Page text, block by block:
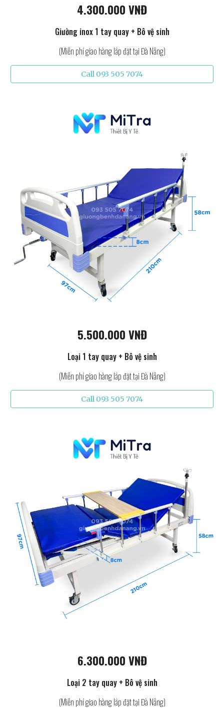
4.300.000 VNĐ
Giường inox 1 tay quay + Bô vệ sinh
(Miễn phí giao hàng lắp đặt tại Đà Nẵng)
Call 093 505 7074
5.500.000 VNĐ
Loại 1 tay quay + Bô vệ sinh
(Miễn phí giao hàng lắp đặt tại Đà Nẵng)
Call 093 505 7074
6.300.000 VNĐ
Loại 2 tay quay + Bô vệ sinh
(Miễn phí giao hàng lắp đặt tại Đà Nẵng)